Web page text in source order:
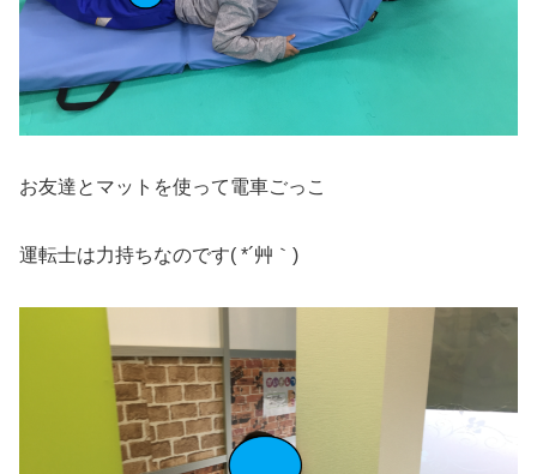
お友達とマットを使って電車ごっこ
運転士は力持ちなのです( *´艸｀)